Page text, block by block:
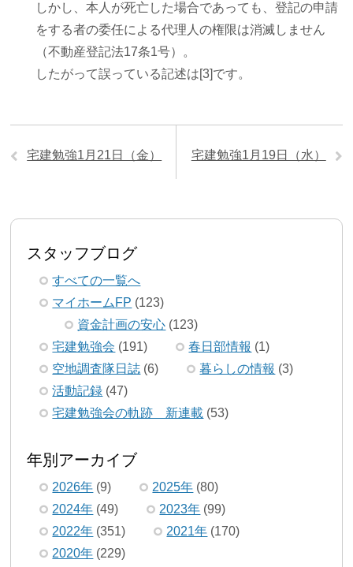
しかし、本人が死亡した場合であっても、登記の申請
をする者の委任による代理人の権限は消滅しません
（不動産登記法17条1号）。
したがって誤っている記述は[3]です。
宅建勉強1月21日（金） 宅建勉強1月19日（水）
スタッフブログ
すべての一覧へ
マイホームFP (123)
資金計画の安心 (123)
宅建勉強会 (191) 春日部情報 (1)
空地調査隊日誌 (6) 暮らしの情報 (3)
活動記録 (47)
宅建勉強会の軌跡 新連載 (53)
年別アーカイブ
2026年 (9) 2025年 (80)
2024年 (49) 2023年 (99)
2022年 (351) 2021年 (170)
2020年 (229)